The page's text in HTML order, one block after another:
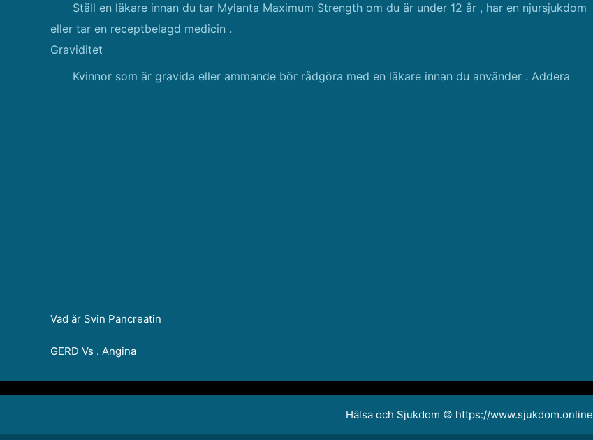
Ställ en läkare innan du tar Mylanta Maximum Strength om du är under 12 år , har en njursjukdom
eller tar en receptbelagd medicin .
Graviditet
Kvinnor som är gravida eller ammande bör rådgöra med en läkare innan du använder . Addera
Vad är Svin Pancreatin
GERD Vs . Angina
Hälsa och Sjukdom © https://www.sjukdom.online